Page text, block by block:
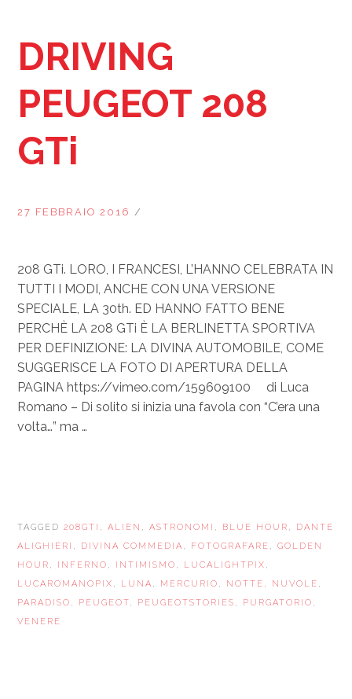
DRIVING
PEUGEOT 208
GTi
27 FEBBRAIO 2016 /
208 GTi. LORO, I FRANCESI, L’HANNO CELEBRATA IN
TUTTI I MODI, ANCHE CON UNA VERSIONE
SPECIALE, LA 30th. ED HANNO FATTO BENE
PERCHÈ LA 208 GTi È LA BERLINETTA SPORTIVA
PER DEFINIZIONE: LA DIVINA AUTOMOBILE, COME
SUGGERISCE LA FOTO DI APERTURA DELLA
PAGINA https://vimeo.com/159609100 di Luca
Romano – Di solito si inizia una favola con “C’era una
volta…” ma …
TAGGED208GTI ,ALIEN ,ASTRONOMI , BLUE HOUR , DANTE
ALIGHIERI , DIVINA COMMEDIA , FOTOGRAFARE ,GOLDEN
HOUR , INFERNO , INTIMISMO , LUCALIGHTPIX ,
LUCAROMANOPIX , LUNA , MERCURIO , NOTTE , NUVOLE ,
PARADISO , PEUGEOT, PEUGEOTSTORIES , PURGATORIO ,
VENERE